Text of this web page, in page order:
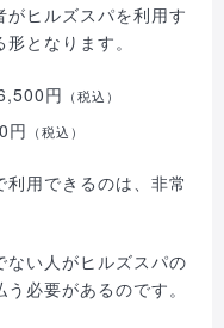
ヒルズスパを利用す
となります。
円 （税込）
円 （税込）
用できるのは、非常
ない人がヒルズスパの
必要があるのです。